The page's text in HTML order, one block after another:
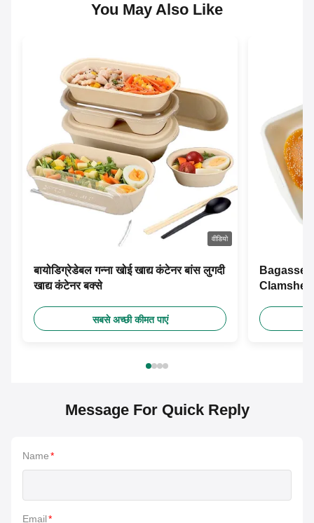
You May Also Like
वीडियो
बायोडिग्रेडेबल गन्ना खोई खाद्य कंटेनर बांस लुगदी
खाद्य कंटेनर बक्से
सबसे अच्छी कीमत पाएं
Bagasse
Message For Quick Reply
Name*
Email*